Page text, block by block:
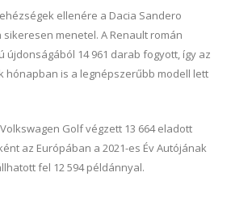
ellenére a Dacia Sandero
menetel. A Renault román
újdonságából 14 961 darab fogyott, így az
hónapban is a legnépszerűbb modell lett
Golf végzett 13 664 eladott
az Európában a 2021-es Év Autójának
fel 12 594 példánnyal.